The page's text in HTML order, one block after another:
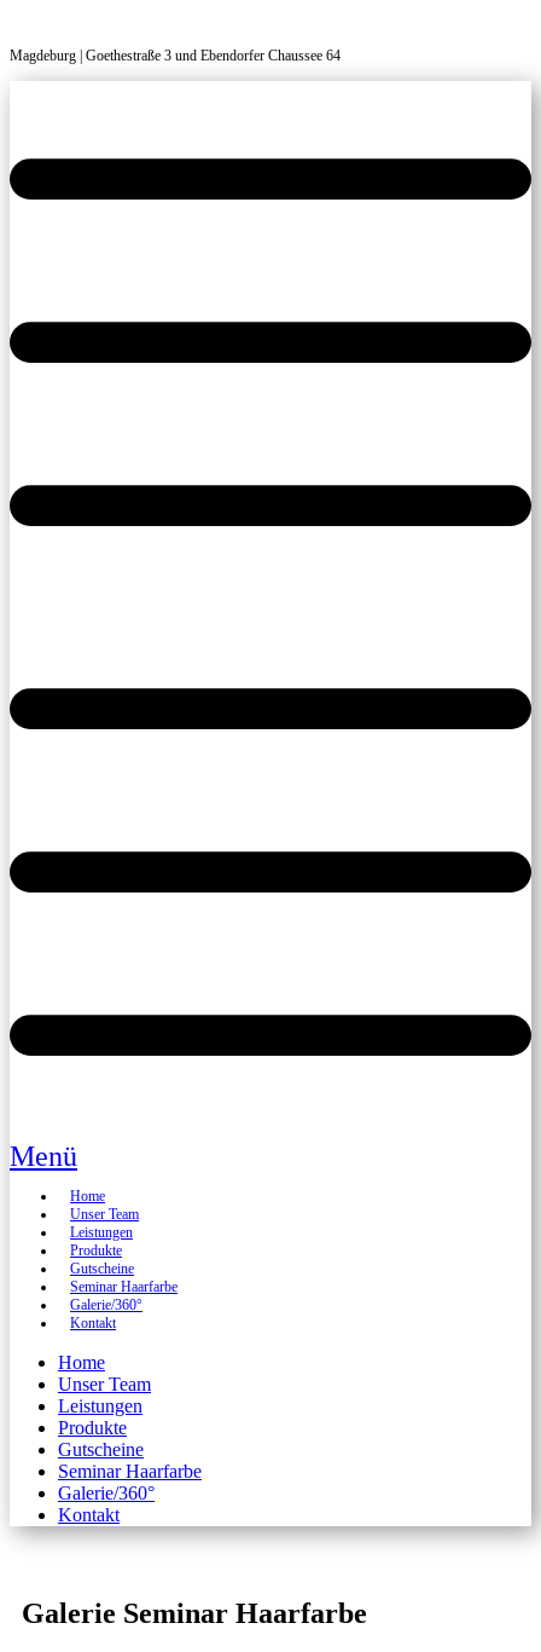
Magdeburg | Goethestraße 3 und Ebendorfer Chaussee 64
Menü
Home
Unser Team
Leistungen
Produkte
Gutscheine
Seminar Haarfarbe
Galerie/360°
Kontakt
Home
Unser Team
Leistungen
Produkte
Gutscheine
Seminar Haarfarbe
Galerie/360°
Kontakt
Galerie Seminar Haarfarbe